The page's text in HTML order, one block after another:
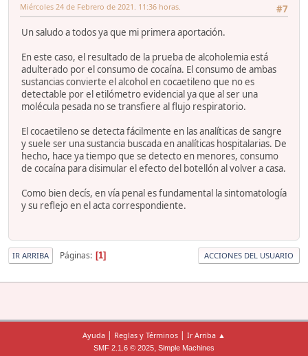
#7
Miércoles 24 de Febrero de 2021. 11:36 horas.
Un saludo a todos ya que mi primera aportación.
En este caso, el resultado de la prueba de alcoholemia está
adulterado por el consumo de cocaína. El consumo de ambas
sustancias convierte el alcohol en cocaetileno que no es
detectable por el etilómetro evidencial ya que al ser una
molécula pesada no se transfiere al flujo respiratorio.
El cocaetileno se detecta fácilmente en las analíticas de sangre
y suele ser una sustancia buscada en analíticas hospitalarias. De
hecho, hace ya tiempo que se detecto en menores, consumo
de cocaína para disimular el efecto del botellón al volver a casa.
Como bien decís, en vía penal es fundamental la sintomatología
y su reflejo en el acta correspondiente.
IR ARRIBA Páginas 1 ACCIONES DEL USUARIO
Ayuda | Reglas y Términos | Ir Arriba ▲
SMF 2.1.6 © 2025, Simple Machines